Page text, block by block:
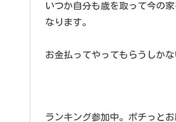
いつか自分も歳を取って今の
なります。
お金払ってやってもらうしかな
ランキング参加中。ポチっとお